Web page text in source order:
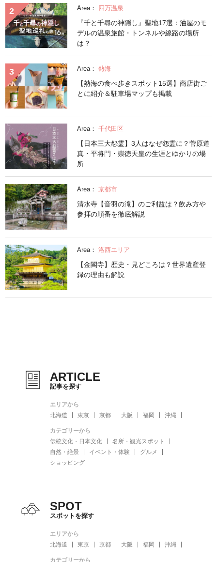
Area： 四万温泉
『千と千尋の神隠し』聖地17選：油屋のモ
デルの温泉旅館・トンネルや線路の場所
は？
Area： 熱海
【熱海の食べ歩きスポット15選】商店街ご
とに紹介＆駐車場マップも掲載
Area： 千代田区
【日本三大怨霊】3人はなぜ怨霊に？菅原道
真・平将門・崇徳天皇の生涯とゆかりの場
所
Area： 京都市
清水寺【音羽の滝】のご利益は？飲み方や
参拝の順番を徹底解説
Area： 洛西エリア
【金閣寺】歴史・見どころは？世界遺産登
録の理由も解説
ARTICLE
記事を探す
エリアから
北海道
東京 京都 大阪 福岡 沖縄
カテゴリーから
伝統文化・日本文化
名所・観光スポット
自然・絶景
イベント・体験
グルメ
ショッピング
SPOT
スポットを探す
エリアから
北海道
東京 京都 大阪 福岡 沖縄
カテゴリーから